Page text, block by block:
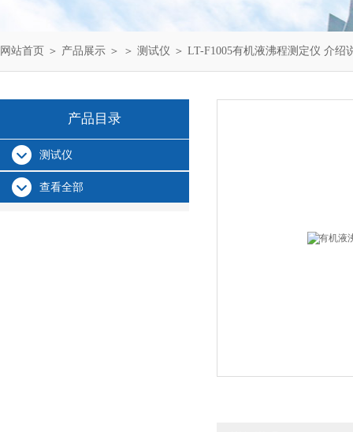
网站首页 ＞ 产品展示 ＞ ＞ 测试仪 ＞ LT-F1005有机液沸程测定仪 介绍
产品目录
测试仪
查看全部